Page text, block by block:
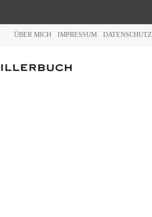
ÜBER MICH IMPRESSUM DATENSCHUTZ